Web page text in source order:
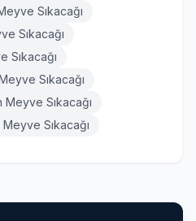
Sıkacağı
Sıkacağı
Sıkacağı
Sıkacağı
Sıkacağı
Sıkacağı